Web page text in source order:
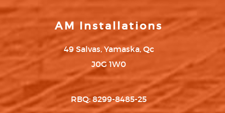
AM Installations
49 Salvas, Yamaska, Qc
J0G 1W0
RBQ: 8299-8485-25